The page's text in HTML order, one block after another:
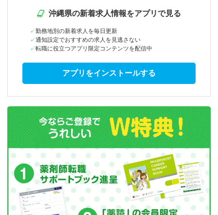
沖縄県の新着求人情報をアプリで見る
勤務地別の新着求人を毎日更新
通知設定でおすすめの求人を見逃さない
転職に役立つアプリ限定コンテンツを配信中
アプリをインストールする